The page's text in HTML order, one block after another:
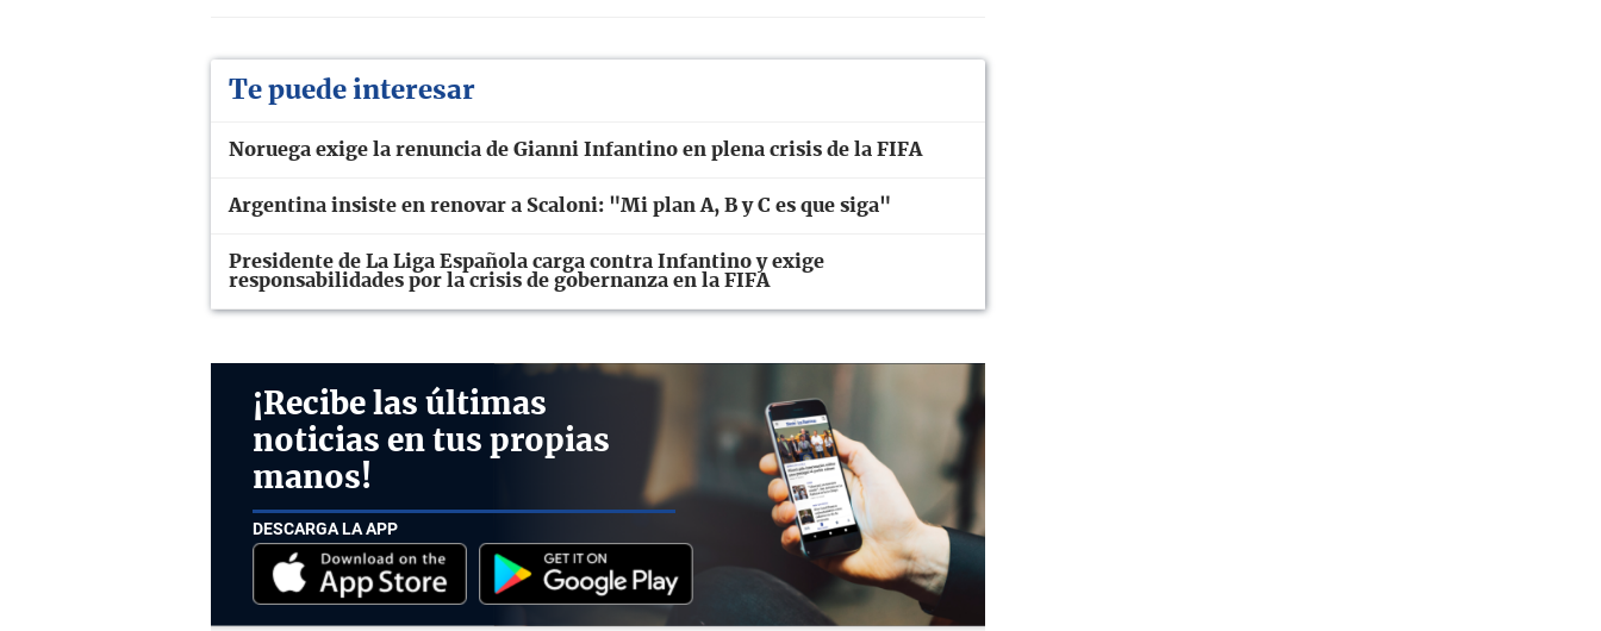
Te puede interesar
Noruega exige la renuncia de Gianni Infantino en plena crisis de la FIFA
Argentina insiste en renovar a Scaloni: "Mi plan A, B y C es que siga"
Presidente de La Liga Española carga contra Infantino y exige
responsabilidades por la crisis de gobernanza en la FIFA
¡Recibe las últimas
noticias en tus propias
manos!
DESCARGA LA APP